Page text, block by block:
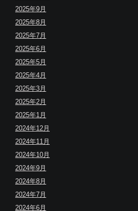
2025年9月
2025年8月
2025年7月
2025年6月
2025年5月
2025年4月
2025年3月
2025年2月
2025年1月
2024年12月
2024年11月
2024年10月
2024年9月
2024年8月
2024年7月
2024年6月